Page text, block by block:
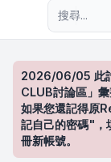
2026/06/05 此
CLUB討論區」
如果您還記得原
記自己的密碼"，
冊新帳號。